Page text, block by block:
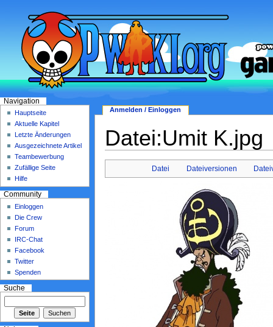
Datei:Umit K.jpg
Datei Dateiversionen
Anmelden / Einloggen
Navigation
Hauptseite
Aktuelle Kapitel
Letzte Änderungen
Ausgezeichnete Artikel
Teambewerbung
Zufällige Seite
Hilfe
Community
Einloggen
Die Crew
Forum
IRC-Chat
Facebook
Twitter
Spenden
Suche